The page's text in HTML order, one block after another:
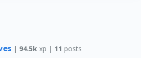
| 94.5k xp | 11 posts